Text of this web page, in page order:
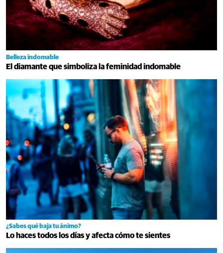
Belleza indomable
El diamante que simboliza la feminidad indomable
¿Sabes qué baja tu ánimo?
Lo haces todos los días y afecta cómo te sientes